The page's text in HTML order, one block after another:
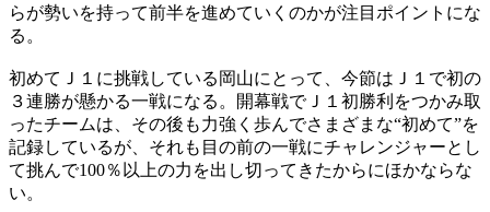
らが勢いを持って前半を進めていくのかが注目ポイントにな
る。
初めてＪ１に挑戦している岡山にとって、今節はＪ１で初の
３連勝が懸かる一戦になる。開幕戦でＪ１初勝利をつかみ取
ったチームは、その後も力強く歩んでさまざまな“初めて”を
記録しているが、それも目の前の一戦にチャレンジャーとし
て挑んで100％以上の力を出し切ってきたからにほかならな
い。